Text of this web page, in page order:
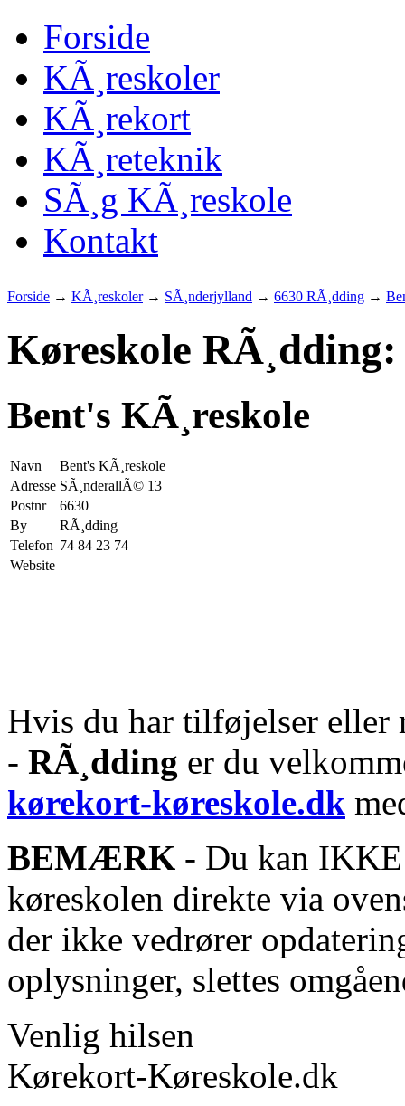
Forside
KÃ¸reskoler
KÃ¸rekort
KÃ¸reteknik
SÃ¸g KÃ¸reskole
Kontakt
Forside → KÃ¸reskoler→ SÃ¸nderjylland → 6630 RÃ¸dding →
Køreskole RÃ¸dding:
Bent's KÃ¸reskole
Navn
Bent's KÃ¸reskole
Adresse SÃ¸nderallÃ© 13
Postnr
6630
By
RÃ¸dding
Telefon 74 84 23 74
Website
Hvis du har tilføjelser eller
- RÃ¸dding er du
kørekort-køreskole.dk
BEMÆRK - Du kan IKKE
køreskolen direkte via
der ikke vedrører
oplysninger, slettes
Venlig hilsen
Kørekort-Køreskole.dk